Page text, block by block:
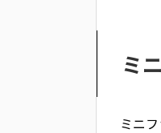
ミ
ミニ